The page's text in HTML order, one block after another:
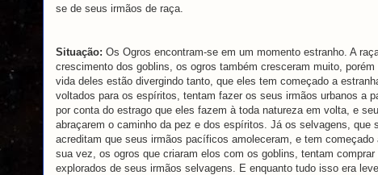
se de seus irmãos de raça.
Situação: Os Ogros encontram-se em um momento estranho. A
crescimento dos goblins, os ogros também cresceram muito,
vida deles estão divergindo tanto, que eles tem começado a
voltados para os espíritos, tentam fazer os seus irmãos urbanos a
por conta do estrago que eles fazem à toda natureza em volta, e
abraçarem o caminho da pez e dos espíritos. Já os selvagens, que
acreditam que seus irmãos pacíficos amoleceram, e tem
sua vez, os ogros que criaram elos com os goblins, tentam
explorados de seus irmãos selvagens. E enquanto tudo isso era